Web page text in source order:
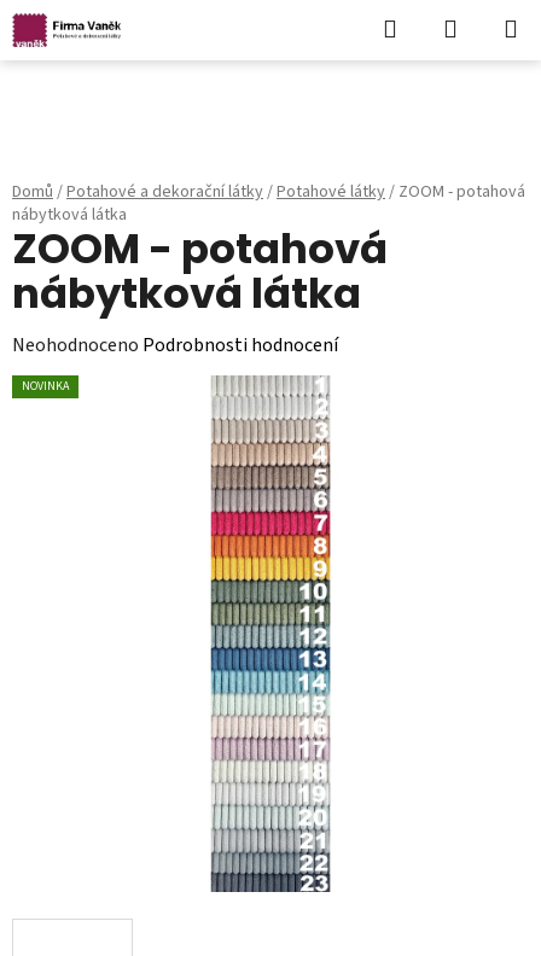
Hledat
KOŠÍK
Domů/Potahové a dekorační látky/Potahové látky/ ZOOM - potahová
nábytková látka
ZOOM - potahová
nábytková látka
Průměrné
hodnocení
Neohodnoceno Podrobnosti hodnocení
NOVINKA